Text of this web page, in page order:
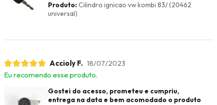
Produto:Cilindro ignicao vw kombi 83/ (20462
universal)
Accioly F. 18/07/2023
Eu recomendo esse produto.
Gostei do acesso, prometeu e cumpriu,
entrega na data e bem acomodado o produto